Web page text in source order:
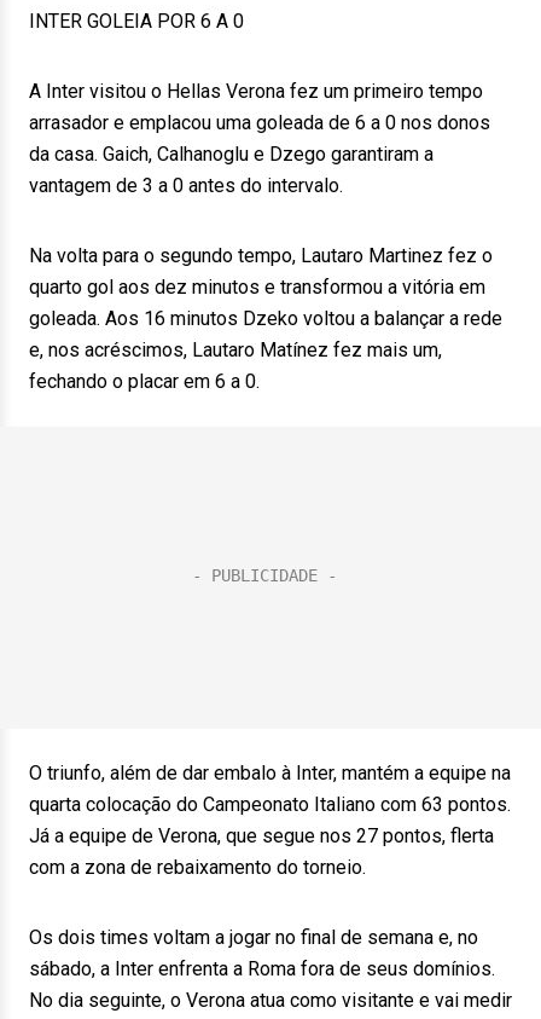
INTER GOLEIA POR 6 A 0
A Inter visitou o Hellas Verona fez um primeiro tempo
arrasador e emplacou uma goleada de 6 a 0 nos donos
da casa. Gaich, Calhanoglu e Dzego garantiram a
vantagem de 3 a 0 antes do intervalo.
Na volta para o segundo tempo, Lautaro Martinez fez o
quarto gol aos dez minutos e transformou a vitória em
goleada. Aos 16 minutos Dzeko voltou a balançar a rede
e, nos acréscimos, Lautaro Matínez fez mais um,
fechando o placar em 6 a 0.
O triunfo, além de dar embalo à Inter, mantém a equipe na
quarta colocação do Campeonato Italiano com 63 pontos.
Já a equipe de Verona, que segue nos 27 pontos, flerta
com a zona de rebaixamento do torneio.
Os dois times voltam a jogar no final de semana e, no
sábado, a Inter enfrenta a Roma fora de seus domínios.
No dia seguinte, o Verona atua como visitante e vai medir